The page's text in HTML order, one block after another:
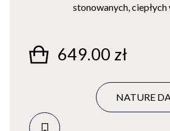
stonowanych, ciepłych
649.00 zł
NATURE